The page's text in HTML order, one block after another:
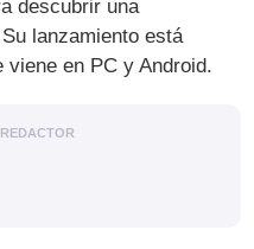
descubrir una
lanzamiento está
viene en PC y Android.
REDACTOR